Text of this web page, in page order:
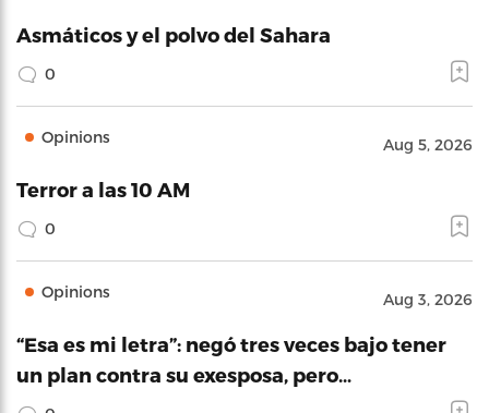
Asmáticos y el polvo del Sahara
0
Opinions Aug 5, 2026
Terror a las 10 AM
0
Opinions Aug 3, 2026
“Esa es mi letra”: negó tres veces bajo tener
un plan contra su exesposa, pero…